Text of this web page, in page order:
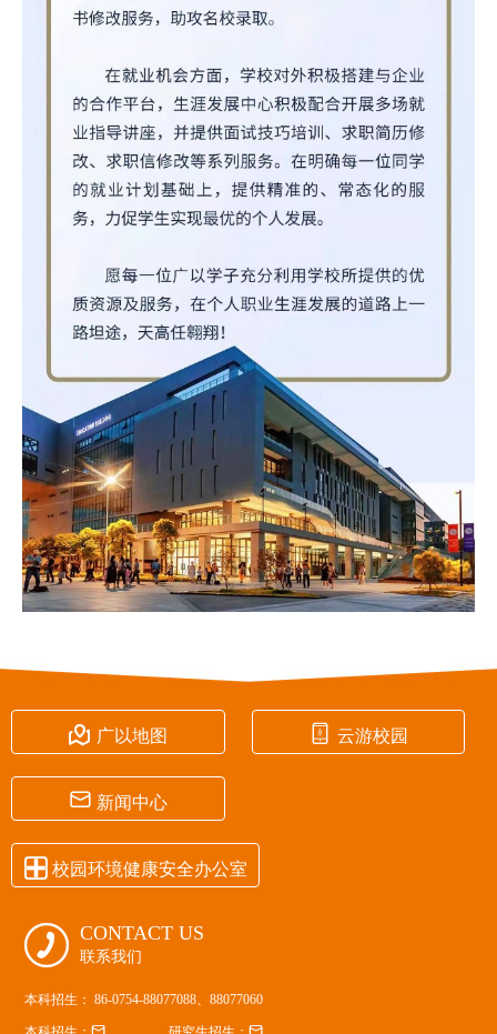
 广以地图  云游校园
 新闻中心
 校园环境健康安全办公室
 CONTACT US
联系我们
本科招生： 86-0754-88077088、88077060